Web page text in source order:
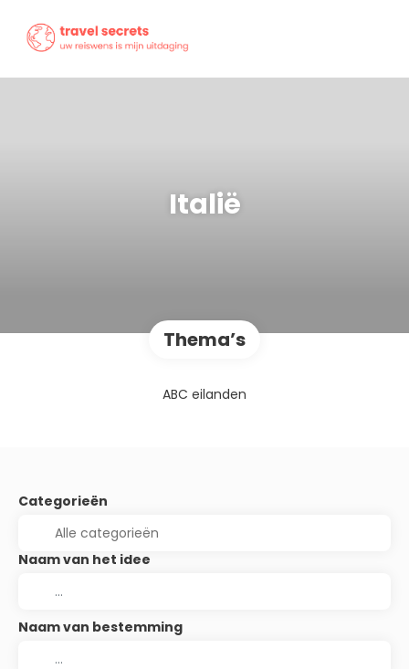
Italië
Thema’s
ABC eilanden
Categorieën
Naam van het idee
Naam van bestemming